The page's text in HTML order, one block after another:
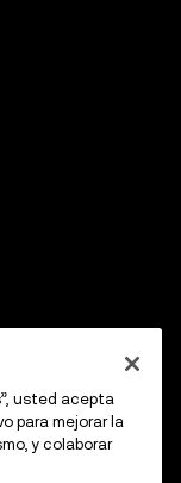
usted acepta
para mejorar la
y colaborar